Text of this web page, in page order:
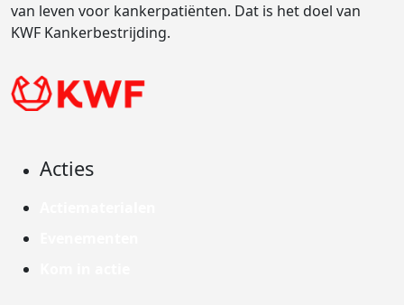
van leven voor kankerpatiënten. Dat is het doel van
KWF Kankerbestrijding.
Acties